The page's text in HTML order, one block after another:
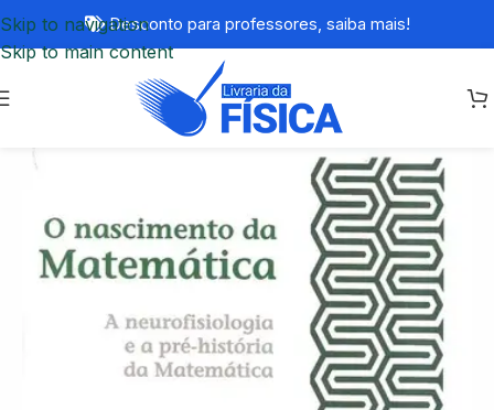
Skip to navigation
Skip to main content
Desconto para professores, saiba mais!